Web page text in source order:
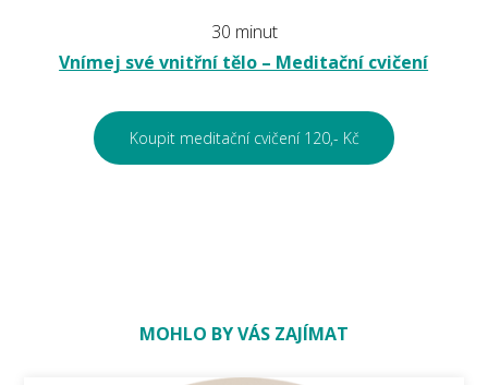
30 minut
Vnímej své vnitřní tělo – Meditační cvičení
Koupit meditační cvičení 120,- Kč
MOHLO BY VÁS ZAJÍMAT